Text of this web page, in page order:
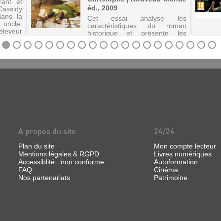
éd., 2009
Cet essai analyse les
caractéristiques du roman
historique et présente les
secrets de fabrication de
certains auteurs à travers leurs
et
la
A propos du site
Plan du site
Mentions légales & RGPD
Accessiblité : non conforme
FAQ
Nos partenariats
24/24
Mon compte lecteur
Livres numériques
Autoformation
Cinéma
Patrimoine